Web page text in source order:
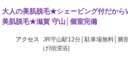
大人の美肌脱毛★シェービング付だか
美肌脱毛★滋賀 守山│個室完備
アクセス
JR守山駅12分│駐車場無料│勝
げ/頭浸浴]